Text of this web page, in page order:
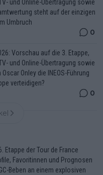
und Online-Übertragung sowie
steht auf der einzigen
Umbruch
0
Vorschau auf die 3. Etappe,
und Online-Übertragung sowie
Onley die INEOS-Führung
verteidigen?
0
Etappe der Tour de France
Favoritinnen und Prognosen
Beben an einem explosiven